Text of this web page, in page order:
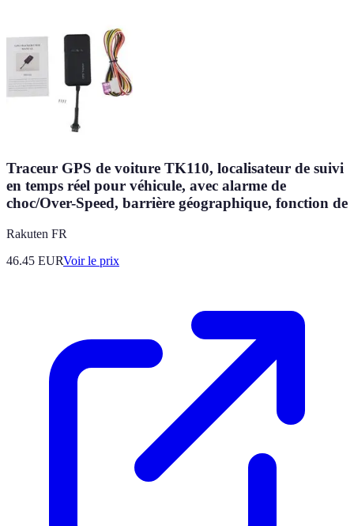
Traceur GPS de voiture TK110, localisateur de suivi
en temps réel pour véhicule, avec alarme de
choc/Over-Speed, barrière géographique, fonction de
Rakuten FR
46.45 EURVoir le prix